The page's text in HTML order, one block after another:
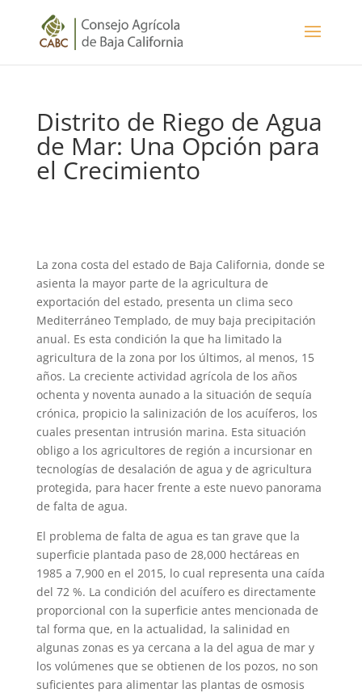
Distrito de Riego de Agua
de Mar: Una Opción para
el Crecimiento
La zona costa del estado de Baja California, donde se
asienta la mayor parte de la agricultura de
exportación del estado, presenta un clima seco
Mediterráneo Templado, de muy baja precipitación
anual. Es esta condición la que ha limitado la
agricultura de la zona por los últimos, al menos, 15
años. La creciente actividad agrícola de los años
ochenta y noventa aunado a la situación de sequía
crónica, propicio la salinización de los acuíferos, los
cuales presentan intrusión marina. Esta situación
obligo a los agricultores de región a incursionar en
tecnologías de desalación de agua y de agricultura
protegida, para hacer frente a este nuevo panorama
de falta de agua.
El problema de falta de agua es tan grave que la
superficie plantada paso de 28,000 hectáreas en
1985 a 7,900 en el 2015, lo cual representa una caída
del 72 %. La condición del acuífero es directamente
proporcional con la superficie antes mencionada de
tal forma que, en la actualidad, la salinidad en
algunas zonas es ya cercana a la del agua de mar y
los volúmenes que se obtienen de los pozos, no son
suficientes para alimentar las plantas de osmosis